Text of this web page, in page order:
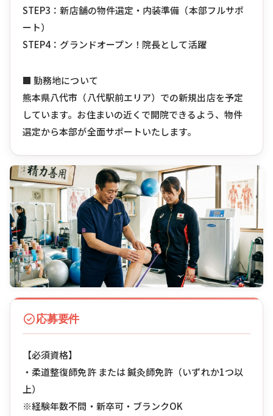
STEP3：新店舗の物件選定・内装準備（本部フルサポ
ート）
STEP4：グランドオープン！院長として活躍
■ 勤務地について
熊本県八代市（八代駅前エリア）での新規出店を予定
しています。お住まいの近くで開院できるよう、物件
選定から本部が全面サポートいたします。
応募要件
【必須資格】
・柔道整復師免許 または 鍼灸師免許（いずれか1つ以
上）
※経験年数不問・新卒可・ブランクOK